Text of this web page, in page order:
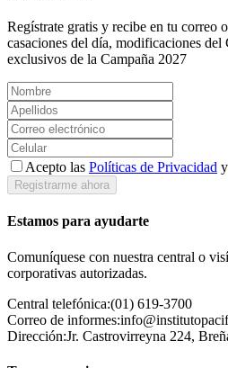
Regístrate gratis y recibe en tu correo
casaciones del día, modificaciones
exclusivos de la Campaña 2027
Acepto las Políticas de Privacidad
Registrarme ahora
Estamos para ayudarte
Comuníquese con nuestra central o
corporativas autorizadas.
Central telefónica:(01) 619-3700
Correo de informes:
Dirección:Jr. Castrovirreyna 224,